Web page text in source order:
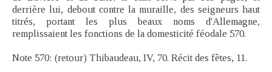
derrière lui, debout contre la muraille, des seigneurs haut
titrés, portant les plus beaux noms d'Allemagne,
remplissaient les fonctions de la domesticité féodale 570.
Note 570: (retour) Thibaudeau, IV, 70. Récit des fêtes, 11.